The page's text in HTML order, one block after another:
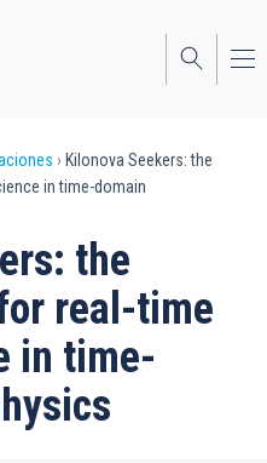
Kilonova Seekers: the
in time-domain
the
real-time
in time-